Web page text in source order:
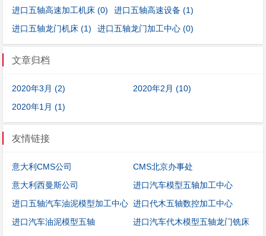
进口五轴高速加工机床 (0) 进口五轴高速设备 (1)
进口五轴龙门机床 (1) 进口五轴龙门加工中心 (0)
文章归档
2020年3月 (2)
2020年2月 (10)
2020年1月 (1)
友情链接
意大利CMS公司
CMS北京办事处
意大利西曼斯公司
进口汽车模型五轴加工中心
进口五轴汽车油泥模型加工中心 进口代木五轴数控加工中心
进口汽车油泥模型五轴
进口汽车代木模型五轴龙门铣床